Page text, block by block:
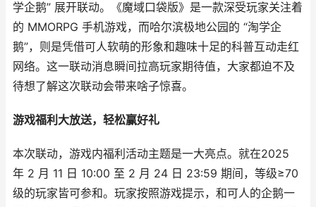
学企鹅” 展开联动。《魔域口袋版》是一款深受玩家关注着
的 MMORPG 手机游戏，而哈尔滨极地公园的 “淘学企
鹅”，则是凭借可人软萌的形象和趣味十足的科普互动走红
网络。这一联动消息瞬间拉高玩家期待值，大家都迫不及
待想了解这次联动会带来啥子惊喜。
游戏福利大放送，轻松赢好礼
本次联动，游戏内福利活动主题是一大亮点。就在2025
年 2 月 11 日 10:00 至 2 月 24 日 23:59 期间，等级≥70
级的玩家皆可参和。玩家按照游戏提示，和可人的企鹅一